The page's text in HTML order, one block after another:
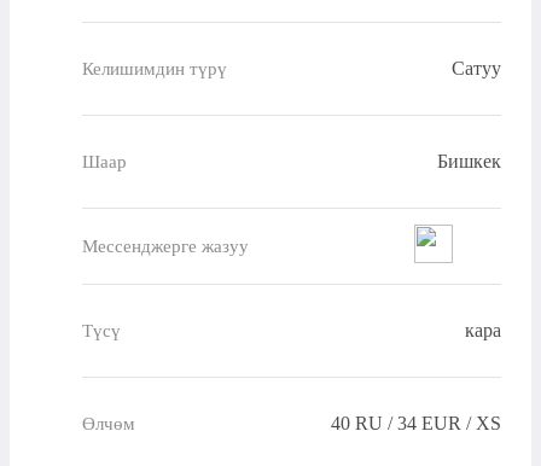
Келишимдин түрү Сатуу
Шаар Бишкек
Мессенджерге жазуу
Түсү кара
Өлчөм 40 RU / 34 EUR / XS